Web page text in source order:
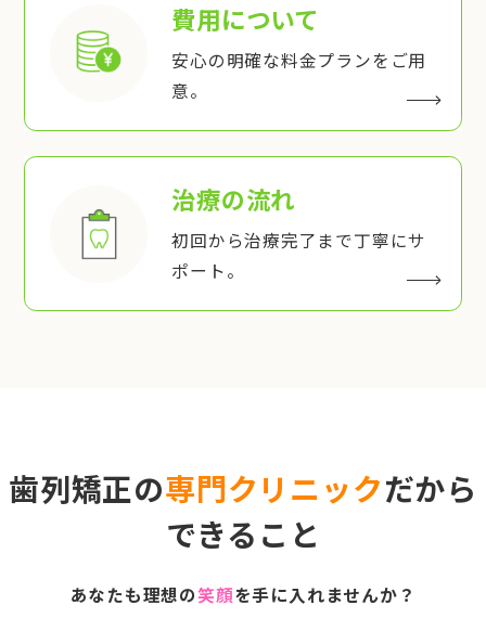
費用について
安心の明確な料金プランをご用
意。
治療の流れ
初回から治療完了まで丁寧にサ
ポート。
歯列矯正の専門クリニックだから
できること
あなたも理想の笑顔を手に入れませんか？